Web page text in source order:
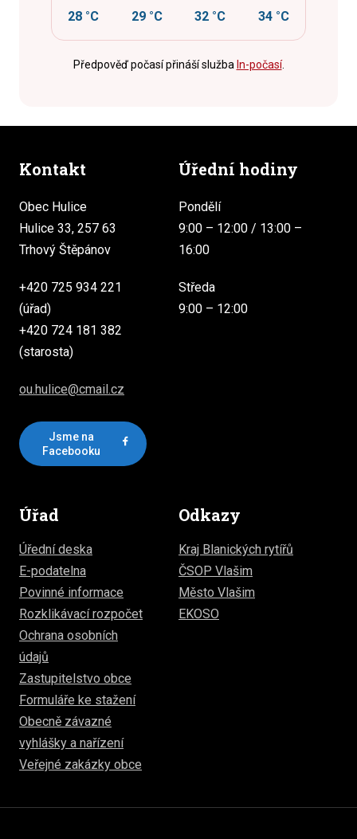
28 °C 29 °C 32 °C 34 °C
Předpověď počasí přináší služba In-počasí.
Kontakt
Obec Hulice
Hulice 33, 257 63
Trhový Štěpánov
+420 725 934 221
(úřad)
+420 724 181 382
(starosta)
ou.hulice@cmail.cz
Jsme na
Facebooku
Úřední hodiny
Pondělí
9:00 – 12:00 / 13:00 –
16:00
Středa
9:00 – 12:00
Úřad
Úřední deska
E-podatelna
Povinné informace
Rozklikávací rozpočet
Ochrana osobních
údajů
Zastupitelstvo obce
Formuláře ke stažení
Obecně závazné
vyhlášky a nařízení
Veřejné zakázky obce
Odkazy
Kraj Blanických rytířů
ČSOP Vlašim
Město Vlašim
EKOSO